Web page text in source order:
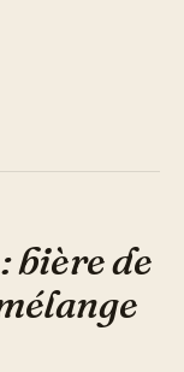
bière de